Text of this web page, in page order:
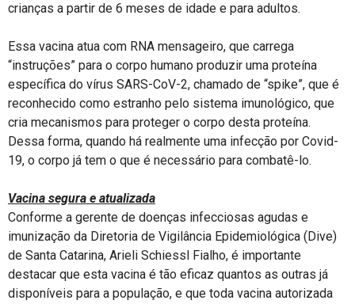
crianças a partir de 6 meses de idade e para adultos.
Essa vacina atua com RNA mensageiro, que carrega
“instruções” para o corpo humano produzir uma proteína
específica do vírus SARS-CoV-2, chamado de “spike”, que é
reconhecido como estranho pelo sistema imunológico, que
cria mecanismos para proteger o corpo desta proteína.
Dessa forma, quando há realmente uma infecção por Covid-
19, o corpo já tem o que é necessário para combatê-lo.
Vacina segura e atualizada
Conforme a gerente de doenças infecciosas agudas e
imunização da Diretoria de Vigilância Epidemiológica (Dive)
de Santa Catarina, Arieli Schiessl Fialho, é importante
destacar que esta vacina é tão eficaz quantos as outras já
disponíveis para a população, e que toda vacina autorizada